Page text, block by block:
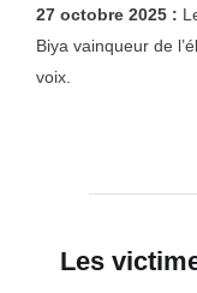
27 octobre 2025 :
Biya vainqueur de
voix.
Les